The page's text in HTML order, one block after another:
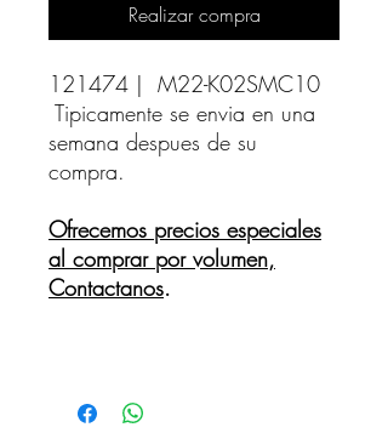
Realizar compra
121474 |  M22-K02SMC10
Tipicamente se envia en una
semana despues de su
compra.
Ofrecemos precios especiales
al comprar por volumen,
Contactanos.